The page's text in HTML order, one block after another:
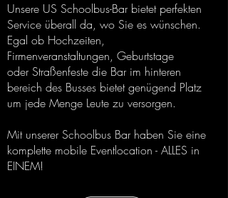
Unsere US Schoolbus-Bar bietet perfekten
Service überall da, wo Sie es wünschen.
Egal ob Hochzeiten,
Firmenveranstaltungen, Geburtstage
oder Straßenfeste die Bar im hinteren
bereich des Busses bietet genügend Platz
um jede Menge Leute zu versorgen.
Mit unserer Schoolbus Bar haben Sie eine
komplette mobile Eventlocation - ALLES in
EINEM!